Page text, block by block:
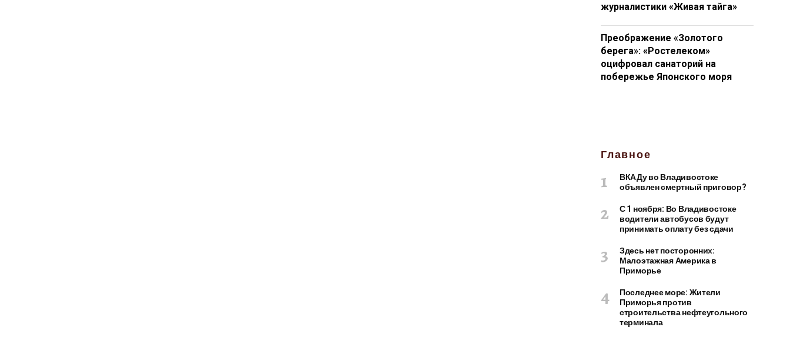
журналистики «Живая тайга»
Преображение «Золотого
берега»: «Ростелеком»
оцифровал санаторий на
побережье Японского моря
Главное
ВКАДу во Владивостоке
объявлен смертный приговор?
С 1 ноября: Во Владивостоке
водители автобусов будут
принимать оплату без сдачи
Здесь нет посторонних:
Малоэтажная Америка в
Приморье
Последнее море: Жители
Приморья против
строительства нефтеугольного
терминала